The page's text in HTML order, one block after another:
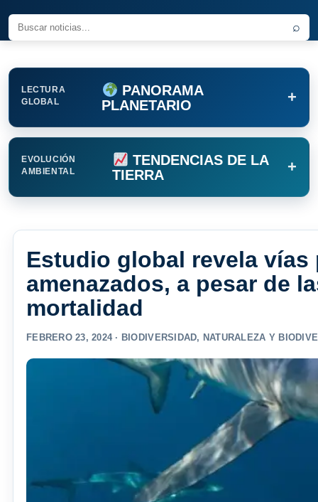
⌕
LECTURA
GLOBAL
PANORAMA
PLANETARIO
+
EVOLUCIÓN
AMBIENTAL
TENDENCIAS DE LA
TIERRA
+
Estudio global revela
amenazados, a pesar de
mortalidad
FEBRERO 23, 2024 · BIODIVERSIDAD, NATURALEZA Y